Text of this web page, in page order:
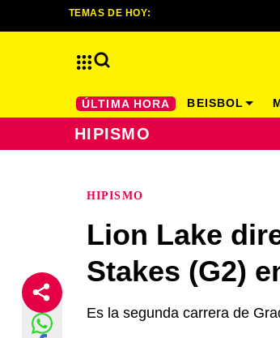
HIPISMO
Lion Lake
Stakes (G2)
Es la segunda carrera de
TEMAS DE HOY:
ÚLTIMA HORA BEISBOL
HIPISMO